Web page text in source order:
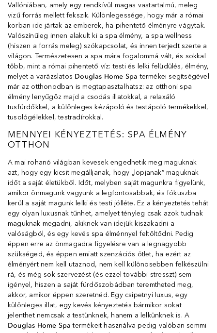
Vallóniában, amely egy rendkívül magas vastartalmú, meleg
vizű forrás mellett fekszik. Különlegessége, hogy már a római
korban ide jártak az emberek, ha pihentető élményre vágytak.
Valószínűleg innen alakult ki a spa élmény, a spa wellness
(hiszen a forrás meleg) szókapcsolat, és innen terjedt szerte a
világon. Természetesen a spa mára fogalommá vált, és sokkal
több, mint a római pihentető víz: testi és lelki felüdülés, élmény,
melyet a varázslatos Douglas Home Spa termékei segítségével
már az otthonodban is megtapasztalhatsz: az otthoni spa
élmény lenyűgöz majd a csodás illatokkal, a relaxáló
tusfürdőkkel, a különleges kézápoló és testápoló termékekkel,
tusológélekkel, testradírokkal.
MENNYEI KÉNYEZTETÉS: SPA ÉLMÉNY
OTTHON
A mai rohanó világban kevesek engedhetik meg maguknak
azt, hogy egy kicsit megálljanak, hogy „lopjanak” maguknak
időt a saját életükből. Időt, melyben saját magunkra figyelünk,
amikor önmagunk vagyunk a legfontosabbak, és fókuszba
kerül a saját magunk lelki és testi jólléte. Ez a kényeztetés tehát
egy olyan luxusnak tűnhet, amelyet tényleg csak azok tudnak
maguknak megadni, akiknek van idejük kiszakadni a
valóságból, és egy kevés spa élménnyel feltöltődni. Pedig
éppen erre az önmagadra figyelésre van a legnagyobb
szükséged, és éppen emiatt szenzációs ötlet, ha ezért az
élményért nem kell utaznod, nem kell különösebben felkészülni
rá, és még sok szervezést (és ezzel további stresszt) sem
igényel, hiszen a saját fürdőszobádban teremtheted meg,
akkor, amikor éppen szeretnéd. Egy csipetnyi luxus, egy
különleges illat, egy kevés kényeztetés bármikor sokat
jelenthet nemcsak a testünknek, hanem a lelkünknek is. A
Douglas Home Spa termékeit használva pedig valóban semmi